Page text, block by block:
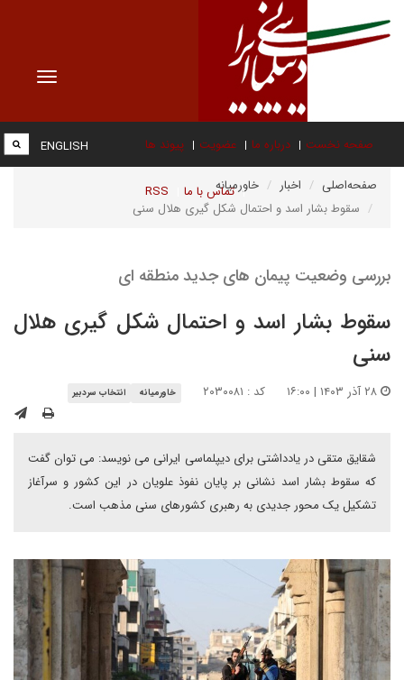
Toggle
صفحه نخست درباره ما عضویت پیوند ها
تماس با ما RSS
ENGLISH
صفحه‌اصلی اخبار
خاورمیانه
سقوط بشار اسد و احتمال شکل گیری هلال سنی
بررسی وضعیت پیمان های جدید منطقه ای
سقوط بشار اسد و احتمال شکل گیری هلال
سنی
کد : ۲۰۳۰۰۸۱ خاورمیانه انتخاب سردبیر
شقایق متقی در یادداشتی برای دیپلماسی ایرانی می نویسد: می توان گفت
که سقوط بشار اسد نشانی بر پایان نفوذ علویان در این کشور و سرآغاز
تشکیل یک محور جدیدی به رهبری کشورهای سنی مذهب است.